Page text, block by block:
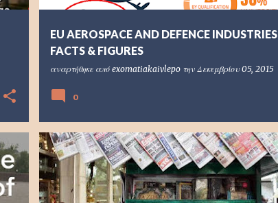
EU AEROSPACE AND DEFENCE INDUSTRIES
FACTS & FIGURES
αναρτήθηκε από exomatiakaivlepo την Δεκεμβρίου 05, 2015
0